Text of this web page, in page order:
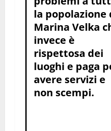
la popolazione
Marina Velka
invece è
rispettosa dei
luoghi e paga
avere servizi e
non scempi.